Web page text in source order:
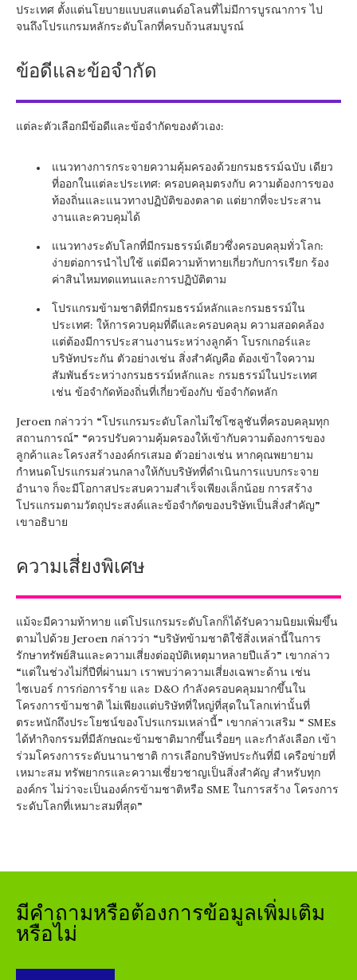
ประเทศ ตั้งแต่นโยบายแบบสแตนด์อโลนที่ไม่มีการบูรณาการ ไป
จนถึงโปรแกรมหลักระดับโลกที่ครบถ้วนสมบูรณ์
ข้อดีและข้อจำกัด
แต่ละตัวเลือกมีข้อดีและข้อจำกัดของตัวเอง:
แนวทางการกระจายความคุ้มครองด้วยกรมธรรม์ฉบับ เดียว
ที่ออกในแต่ละประเทศ: ครอบคลุมตรงกับ ความต้องการของ
ท้องถิ่นและแนวทางปฏิบัติของตลาด แต่ยากที่จะประสาน
งานและควบคุมได้
แนวทางระดับโลกที่มีกรมธรรม์เดียวซึ่งครอบคลุมทั่วโลก:
ง่ายต่อการนำไปใช้ แต่มีความท้าทายเกี่ยวกับการเรียก ร้อง
ค่าสินไหมทดแทนและการปฏิบัติตาม
โปรแกรมข้ามชาติที่มีกรมธรรม์หลักและกรมธรรม์ใน
ประเทศ: ให้การควบคุมที่ดีและครอบคลุม ความสอดคล้อง
แต่ต้องมีการประสานงานระหว่างลูกค้า โบรกเกอร์และ
บริษัทประกัน ตัวอย่างเช่น สิ่งสำคัญคือ ต้องเข้าใจความ
สัมพันธ์ระหว่างกรมธรรม์หลักและ กรมธรรม์ในประเทศ
เช่น ข้อจำกัดท้องถิ่นที่เกี่ยวข้องกับ ข้อจำกัดหลัก
Jeroen กล่าวว่า “โปรแกรมระดับโลกไม่ใช่โซลูชันที่ครอบคลุมทุก
สถานการณ์” “ควรปรับความคุ้มครองให้เข้ากับความต้องการของ
ลูกค้าและโครงสร้างองค์กรเสมอ ตัวอย่างเช่น หากคุณพยายาม
กำหนดโปรแกรมส่วนกลางให้กับบริษัทที่ดำเนินการแบบกระจาย
อำนาจ ก็จะมีโอกาสประสบความสำเร็จเพียงเล็กน้อย การสร้าง
โปรแกรมตามวัตถุประสงค์และข้อจำกัดของบริษัทเป็นสิ่งสำคัญ”
เขาอธิบาย
ความเสี่ยงพิเศษ
แม้จะมีความท้าทาย แต่โปรแกรมระดับโลกก็ได้รับความนิยมเพิ่มขึ้น
ตามไปด้วย Jeroen กล่าวว่า “บริษัทข้ามชาติใช้สิ่งเหล่านี้ในการ
รักษาทรัพย์สินและความเสี่ยงต่ออุบัติเหตุมาหลายปีแล้ว” เขากล่าว
“แต่ในช่วงไม่กี่ปีที่ผ่านมา เราพบว่าความเสี่ยงเฉพาะด้าน เช่น
ไซเบอร์ การก่อการร้าย และ D&O กำลังครอบคลุมมากขึ้นใน
โครงการข้ามชาติ ไม่เพียงแต่บริษัทที่ใหญ่ที่สุดในโลกเท่านั้นที่
ตระหนักถึงประโยชน์ของโปรแกรมเหล่านี้” เขากล่าวเสริม “ SMEs
ได้ทำกิจกรรมที่มีลักษณะข้ามชาติมากขึ้นเรื่อยๆ และกำลังเลือก เข้า
ร่วมโครงการระดับนานาชาติ การเลือกบริษัทประกันที่มี เครือข่ายที่
เหมาะสม ทรัพยากรและความเชี่ยวชาญเป็นสิ่งสำคัญ สำหรับทุก
องค์กร ไม่ว่าจะเป็นองค์กรข้ามชาติหรือ SME ในการสร้าง โครงการ
ระดับโลกที่เหมาะสมที่สุด”
มีคำถามหรือต้องการข้อมูลเพิ่มเติม
หรือไม่